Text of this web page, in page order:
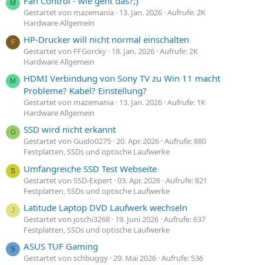
M
Gestartet von mazemania 13. Jan. 2026 Aufrufe: 2K
Hardware Allgemein
F HP-Drucker will nicht normal einschalten
Gestartet von FFGorcky 18. Jan. 2026 Aufrufe: 2K
Hardware Allgemein
M
HDMI Verbindung von Sony TV zu Win 11 macht
Probleme? Kabel? Einstellung?
Gestartet von mazemania 13. Jan. 2026 Aufrufe: 1K
Hardware Allgemein
G SSD wird nicht erkannt
Gestartet von Guido0275 20. Apr. 2026 Aufrufe: 880
Festplatten, SSDs und optische Laufwerke
S Umfangreiche SSD Test Webseite
Gestartet von SSD-Expert 03. Apr. 2026 Aufrufe: 821
Festplatten, SSDs und optische Laufwerke
J Latitude Laptop DVD Laufwerk wechseln
Gestartet von joschi3268 19. Juni 2026 Aufrufe: 637
Festplatten, SSDs und optische Laufwerke
S ASUS TUF Gaming
Gestartet von schbuggy 29. Mai 2026 Aufrufe: 536